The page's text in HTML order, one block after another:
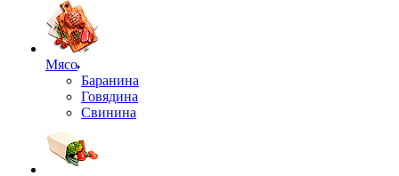
Мясо
Баранина
Говядина
Свинина